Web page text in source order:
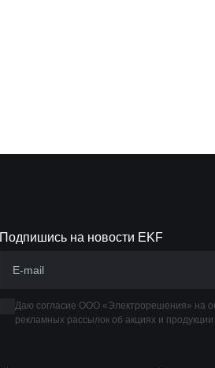
Подпишись на новости EKF
Даю согласие ООО «Электрорешения» на
рекламных рассылок об акциях и